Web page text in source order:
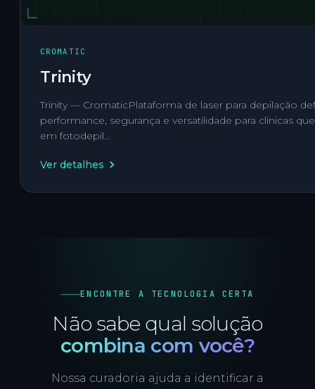
CROMATIC
Trinity
Trinity — CromaticPlataforma de laser para depilação
performance, segurança e versatilidade para clínicas
em fotodepil…
Ver detalhes
ENCONTRE A TECNOLOGIA CERTA
Não sabe qual solução
combina com você?
Nossa curadoria ajuda a identificar a